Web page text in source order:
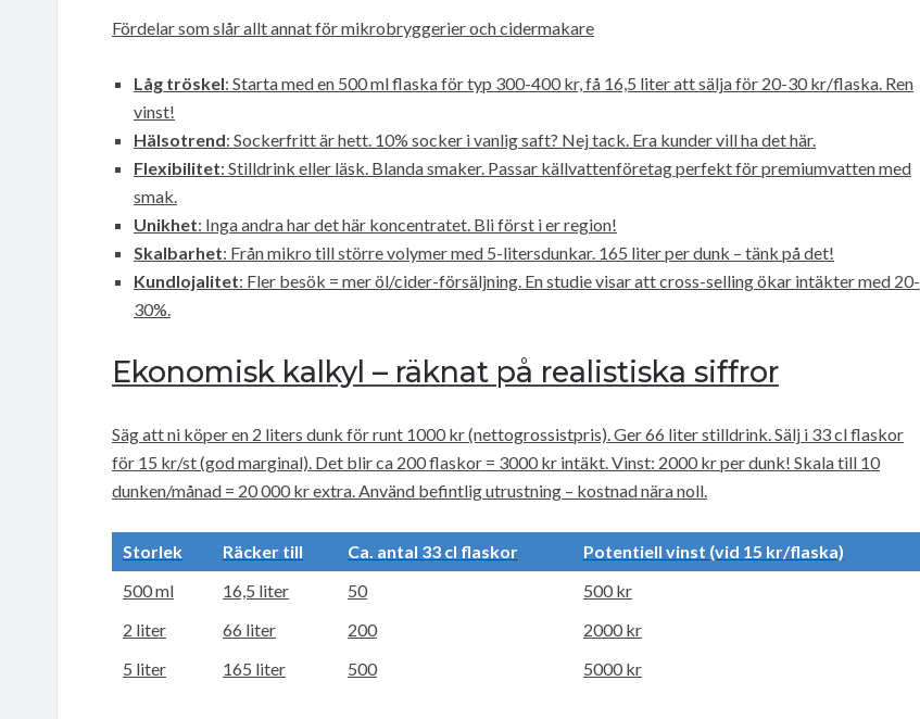
Fördelar som slår allt annat för mikrobryggerier och cidermakare
Låg tröskel: Starta med en 500 ml flaska för typ 300-400 kr, få 16,5 liter att sälja för 20-30 kr/flaska. Ren
vinst!
Hälsotrend: Sockerfritt är hett. 10% socker i vanlig saft? Nej tack. Era kunder vill ha det här.
Flexibilitet: Stilldrink eller läsk. Blanda smaker. Passar källvattenföretag perfekt för premiumvatten med
smak.
Unikhet: Inga andra har det här koncentratet. Bli först i er region!
Skalbarhet: Från mikro till större volymer med 5-litersdunkar. 165 liter per dunk – tänk på det!
Kundlojalitet: Fler besök = mer öl/cider-försäljning. En studie visar att cross-selling ökar intäkter med 20-
30%.
Ekonomisk kalkyl – räknat på realistiska siffror
Säg att ni köper en 2 liters dunk för runt 1000 kr (nettogrossistpris). Ger 66 liter stilldrink. Sälj i 33 cl flaskor
för 15 kr/st (god marginal). Det blir ca 200 flaskor = 3000 kr intäkt. Vinst: 2000 kr per dunk! Skala till 10
dunken/månad = 20 000 kr extra. Använd befintlig utrustning – kostnad nära noll.
Storlek Räcker till Ca. antal 33 cl flaskor
Potentiell vinst (vid 15 kr/flaska)
500 ml
16,5 liter 50
500 kr
2 liter
66 liter 200
2000 kr
5 liter
165 liter 500 5000 kr